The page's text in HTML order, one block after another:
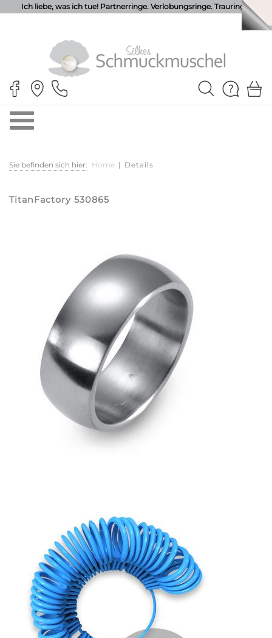
Ich liebe, was ich tue! Partnerringe. Verlobungsringe. Trauringe.
Sie befinden sich hier: Home | Details
TitanFactory 530865